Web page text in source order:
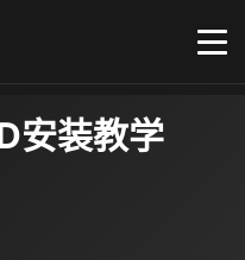
安装教学